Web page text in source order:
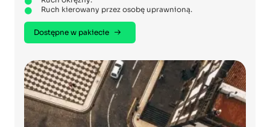
Ruch kierowany przez osobę uprawnioną.
Dostępne w pakiecie